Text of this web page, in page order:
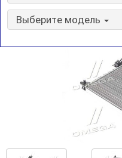
Выберите модель